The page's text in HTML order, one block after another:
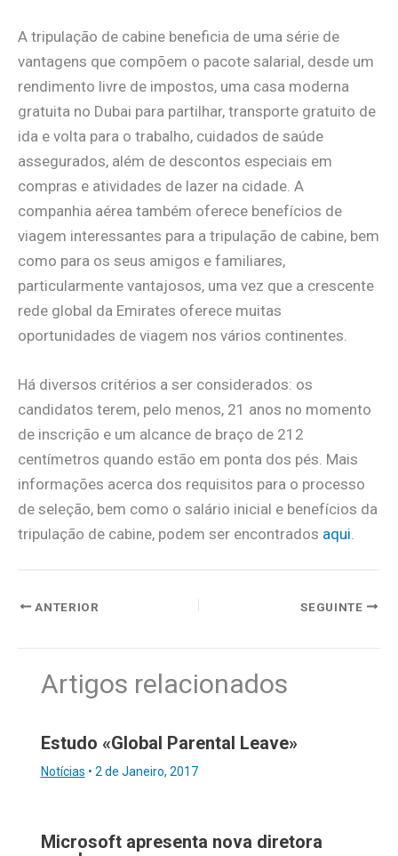
A tripulação de cabine beneficia de uma série de
vantagens que compõem o pacote salarial, desde um
rendimento livre de impostos, uma casa moderna
gratuita no Dubai para partilhar, transporte gratuito de
ida e volta para o trabalho, cuidados de saúde
assegurados, além de descontos especiais em
compras e atividades de lazer na cidade. A
companhia aérea também oferece benefícios de
viagem interessantes para a tripulação de cabine, bem
como para os seus amigos e familiares,
particularmente vantajosos, uma vez que a crescente
rede global da Emirates oferece muitas
oportunidades de viagem nos vários continentes.
Há diversos critérios a ser considerados: os
candidatos terem, pelo menos, 21 anos no momento
de inscrição e um alcance de braço de 212
centímetros quando estão em ponta dos pés. Mais
informações acerca dos requisitos para o processo
de seleção, bem como o salário inicial e benefícios da
tripulação de cabine, podem ser encontrados aqui.
ANTERIOR SEGUINTE
Artigos relacionados
Estudo «Global Parental Leave»
Notícias • 2 de Janeiro, 2017
Microsoft apresenta nova diretora